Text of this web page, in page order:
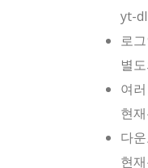
yt-
로
별
여
현
다
현